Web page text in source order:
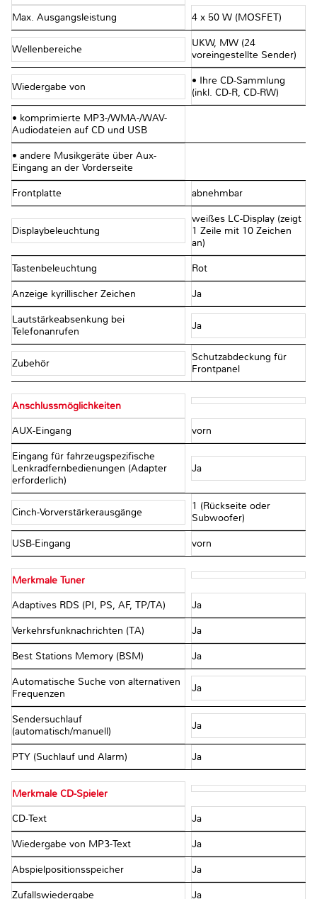
Max. Ausgangsleistung 4 x 50 W (MOSFET)
Wellenbereiche
UKW, MW (24
voreingestellte Sender)
Wiedergabe von
• Ihre CD-Sammlung
(inkl. CD-R, CD-RW)
• komprimierte MP3-/WMA-/WAV-
Audiodateien auf CD und USB
• andere Musikgeräte über Aux-
Eingang an der Vorderseite
Frontplatte abnehmbar
Displaybeleuchtung
weißes LC-Display (zeigt
1 Zeile mit 10 Zeichen
an)
Tastenbeleuchtung Rot
Anzeige kyrillischer Zeichen Ja
Lautstärkeabsenkung bei
Telefonanrufen
Ja
Zubehör
Schutzabdeckung für
Frontpanel
Anschlussmöglichkeiten
AUX-Eingang vorn
Eingang für fahrzeugspezifische
Lenkradfernbedienungen (Adapter
erforderlich)
Ja
Cinch-Vorverstärkerausgänge
1 (Rückseite oder
Subwoofer)
USB-Eingang vorn
Merkmale Tuner
Adaptives RDS (PI, PS, AF, TP/TA) Ja
Verkehrsfunknachrichten (TA) Ja
Best Stations Memory (BSM) Ja
Automatische Suche von alternativen
Frequenzen
Ja
Sendersuchlauf
(automatisch/manuell)
Ja
PTY (Suchlauf und Alarm) Ja
Merkmale CD-Spieler
CD-Text Ja
Wiedergabe von MP3-Text Ja
Abspielpositionsspeicher Ja
Zufallswiedergabe Ja